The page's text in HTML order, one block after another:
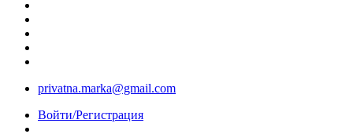
privatna.marka@gmail.com
Войти/Регистрация